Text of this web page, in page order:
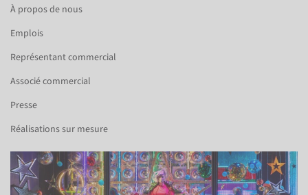
À propos de nous
Emplois
Représentant commercial
Associé commercial
Presse
Réalisations sur mesure